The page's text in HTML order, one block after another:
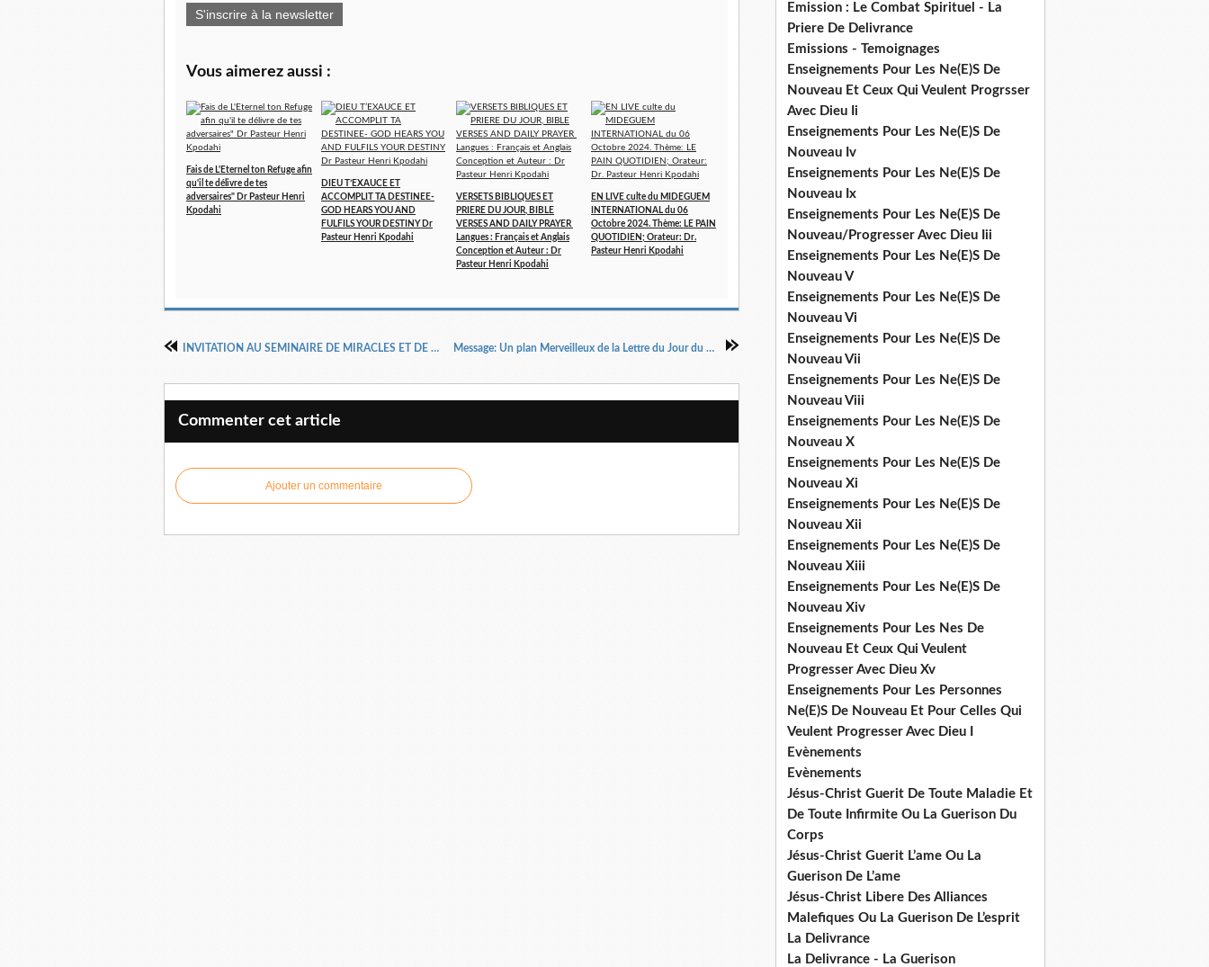
S'inscrire à la newsletter
Vous aimerez aussi :
Fais de L'Eternel ton Refuge afin
qu'il te délivre de tes
adversaires" Dr Pasteur Henri
Kpodahi
DIEU T’EXAUCE ET
ACCOMPLIT TA DESTINEE-
GOD HEARS YOU AND
FULFILS YOUR DESTINY Dr
Pasteur Henri Kpodahi
VERSETS BIBLIQUES ET
PRIERE DU JOUR, BIBLE
VERSES AND DAILY PRAYER
Langues : Français et Anglais
Conception et Auteur : Dr
Pasteur Henri Kpodahi
EN LIVE culte du MIDEGUEM
INTERNATIONAL du 06
Octobre 2024. Thème: LE PAIN
QUOTIDIEN; Orateur: Dr.
Pasteur Henri Kpodahi
INVITATION AU SEMINAIRE DE MIRACLES ET DE GUERISON DU DIMANCHE 30 OCTOBRE 2016 Message: Un plan Merveilleux de la Lettre du Jour du 20 octobre 2016 par le Dr Pasteur Henri KPODAHI
Commenter cet article
Ajouter un commentaire
Emission : Le Combat Spirituel - La
Priere De Delivrance
Emissions - Temoignages
Enseignements Pour Les Ne(E)S De
Nouveau Et Ceux Qui Veulent Progrsser
Avec Dieu Ii
Enseignements Pour Les Ne(E)S De
Nouveau Iv
Enseignements Pour Les Ne(E)S De
Nouveau Ix
Enseignements Pour Les Ne(E)S De
Nouveau/Progresser Avec Dieu Iii
Enseignements Pour Les Ne(E)S De
Nouveau V
Enseignements Pour Les Ne(E)S De
Nouveau Vi
Enseignements Pour Les Ne(E)S De
Nouveau Vii
Enseignements Pour Les Ne(E)S De
Nouveau Viii
Enseignements Pour Les Ne(E)S De
Nouveau X
Enseignements Pour Les Ne(E)S De
Nouveau Xi
Enseignements Pour Les Ne(E)S De
Nouveau Xii
Enseignements Pour Les Ne(E)S De
Nouveau Xiii
Enseignements Pour Les Ne(E)S De
Nouveau Xiv
Enseignements Pour Les Nes De
Nouveau Et Ceux Qui Veulent
Progresser Avec Dieu Xv
Enseignements Pour Les Personnes
Ne(E)S De Nouveau Et Pour Celles Qui
Veulent Progresser Avec Dieu I
Evènements
Evènements
Jésus-Christ Guerit De Toute Maladie Et
De Toute Infirmite Ou La Guerison Du
Corps
Jésus-Christ Guerit L’ame Ou La
Guerison De L’ame
Jésus-Christ Libere Des Alliances
Malefiques Ou La Guerison De L’esprit
La Delivrance
La Delivrance - La Guerison